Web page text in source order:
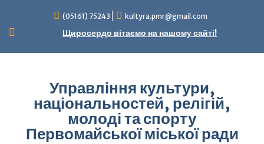
вмісту
(05161) 75243 kultyra.pmr@gmail.com
Щиросердо вітаємо на нашому сайті!
Управління культури,
національностей, релігій,
молоді та спорту
Первомайської міської ради